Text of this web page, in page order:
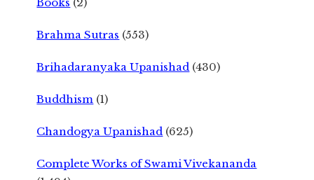
Brahma Sutras (553)
Brihadaranyaka Upanishad (430)
Buddhism (1)
Chandogya Upanishad (625)
Complete Works of Swami Vivekananda